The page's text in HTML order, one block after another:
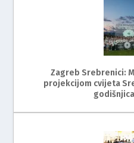
Zagreb Srebrenici:
projekcijom cvijeta